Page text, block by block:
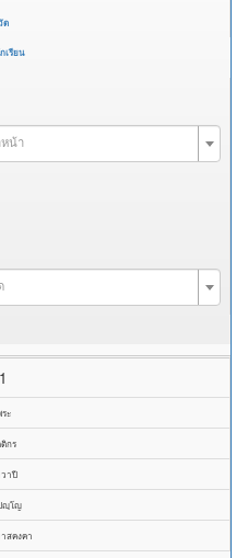
ด
เรียน
น้า
1
ะ
กร
าปี
ญฺโญ
สคงคา